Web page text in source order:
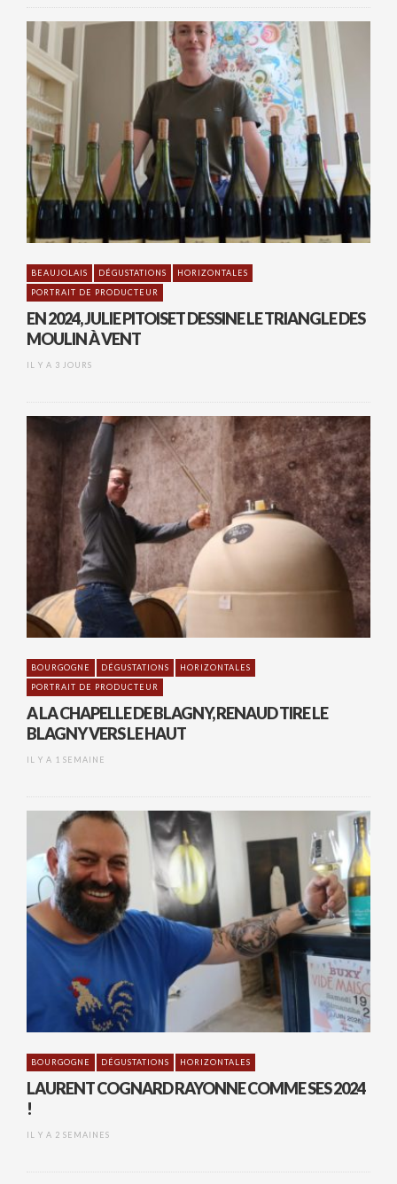
BEAUJOLAIS DÉGUSTATIONS
HORIZONTALES
PORTRAIT DE PRODUCTEUR
EN 2024, JULIE PITOISET DESSINE LE TRIANGLE DES
MOULIN À VENT
IL Y A 3 JOURS
BOURGOGNE DÉGUSTATIONS
HORIZONTALES
PORTRAIT DE PRODUCTEUR
A LA CHAPELLE DE BLAGNY, RENAUD TIRE LE
BLAGNY VERS LE HAUT
IL Y A 1 SEMAINE
BOURGOGNE DÉGUSTATIONS HORIZONTALES
LAURENT COGNARD RAYONNE COMME SES 2024
!
IL Y A 2 SEMAINES